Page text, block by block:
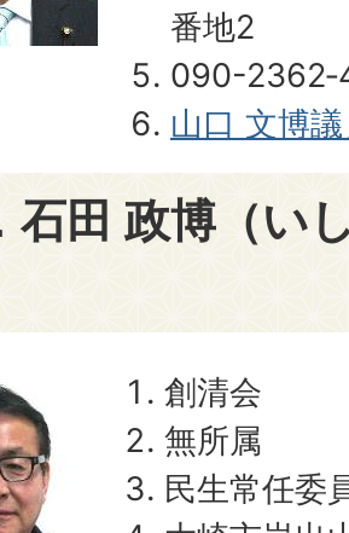
番地2
090-
山口 文博
石田 政博（い
創清会
無所属
民生常任委